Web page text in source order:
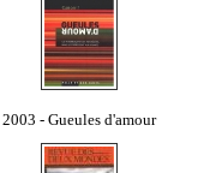
2003 - Gueules d'amour